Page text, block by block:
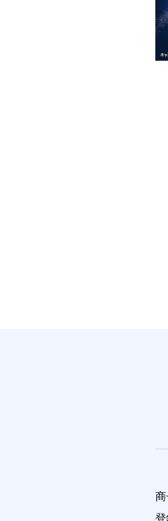
口座開設書類到着後の
「口座開設手続き完了